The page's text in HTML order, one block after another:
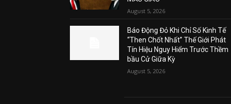
August 5, 2026
Báo Động Đỏ Khi Chỉ Số Kinh Tế
“Then Chốt Nhất” Thế Giới Phát
Tín Hiệu Nguy Hiểm Trước Thềm
bầu Cử Giữa Kỳ
August 5, 2026